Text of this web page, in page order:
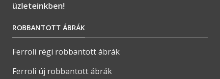
üzleteinkben!
ROBBANTOTT ÁBRÁK
Ferroli régi robbantott ábrák
Ferroli új robbantott ábrák